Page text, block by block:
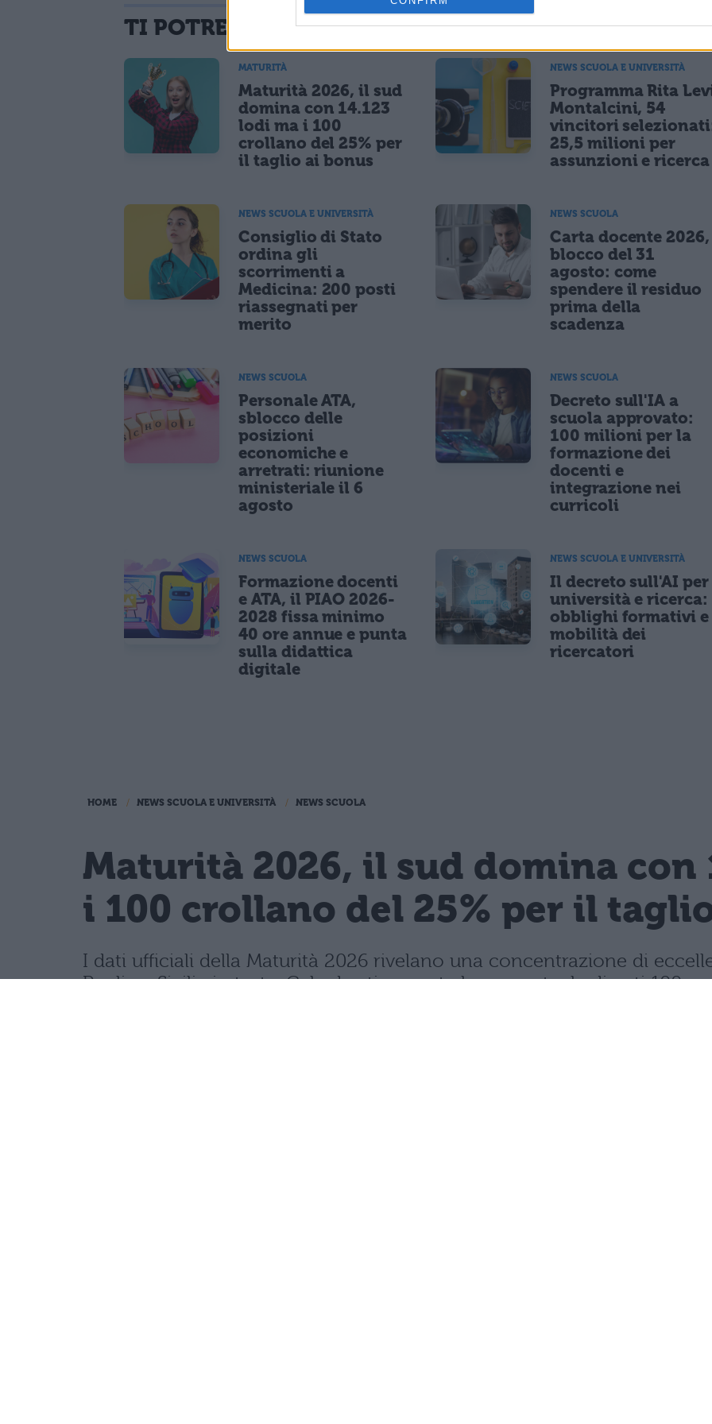
TI POTREBBE INTERESSARE
MATURITÀ
Maturità 2026, il sud
domina con 14.123
lodi ma i 100
crollano del 25% per
il taglio ai bonus
NEWS SCUOLA E UNIVERSITÀ
Programma Rita
Montalcini, 54
vincitori
25,5 milioni per
assunzioni e ricerca
NEWS SCUOLA E UNIVERSITÀ
Consiglio di Stato
ordina gli
scorrimenti a
Medicina: 200 posti
riassegnati per
merito
NEWS SCUOLA
Carta docente 2026,
blocco del 31
agosto: come
spendere il residuo
prima della
scadenza
NEWS SCUOLA
Personale ATA,
sblocco delle
posizioni
economiche e
arretrati: riunione
ministeriale il 6
agosto
NEWS SCUOLA
Decreto sull'IA a
scuola approvato:
100 milioni per la
formazione dei
docenti e
integrazione nei
curricoli
NEWS SCUOLA
Formazione docenti
e ATA, il PIAO 2026-
2028 fissa minimo
40 ore annue e punta
sulla didattica
digitale
NEWS SCUOLA E UNIVERSITÀ
Il decreto sull'AI per
università e ricerca:
obblighi formativi e
mobilità dei
ricercatori
HOME NEWS SCUOLA E UNIVERSITÀ NEWS SCUOLA
Maturità 2026, il sud domina con
i 100 crollano del 25% per il
I dati ufficiali della Maturità 2026 rivelano una concentrazione di
Puglia e Sicilia in testa. Cala drasticamente la percentuale di voti 100.